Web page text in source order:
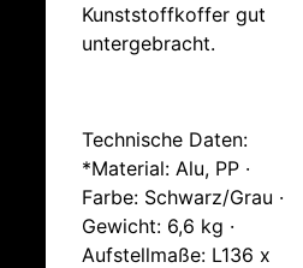
Kunststoffkoffer gut
untergebracht.
Technische Daten:
*Material: Alu, PP ·
Farbe: Schwarz/Grau ·
Gewicht: 6,6 kg ·
Aufstellmaße: L136 x